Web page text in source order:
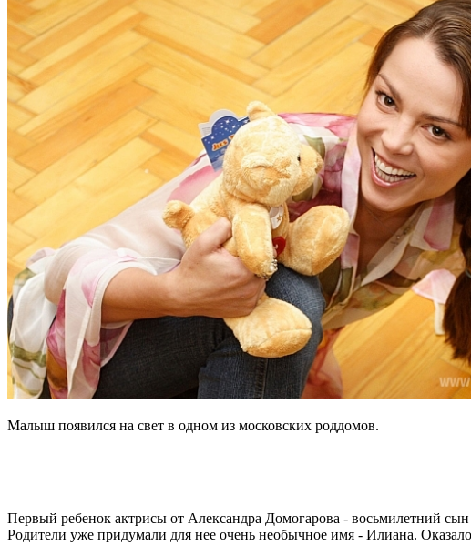
Малыш появился на свет в одном из московских роддомов.
Первый ребенок актрисы от Александра Домогарова - восьмилетний
Родители уже придумали для нее очень необычное имя - Илиана.